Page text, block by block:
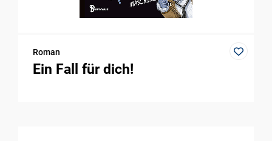
Roman
Ein Fall für dich!